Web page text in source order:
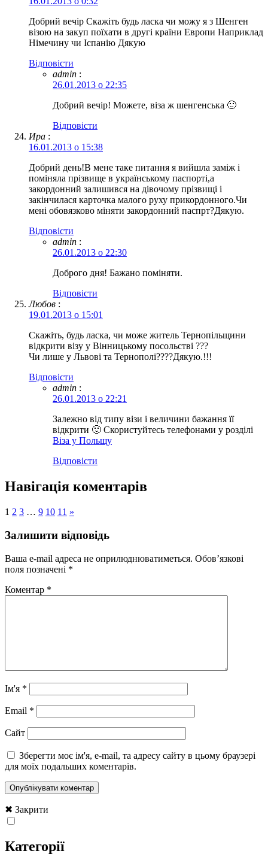
Добрий вечір Скажіть будь ласка чи можу я з Шенген
візою на закуп поїхати в другі країни Европи Наприклад
Німечину чи Іспанію Дякую
Відповіcти
admin :
26.01.2013 о 22:35
Добрий вечір! Можете, віза ж шенгенська 🙂
Відповіcти
Ира :
16.01.2013 о 15:38
Добрий день!В мене таке питання я вийшла заміж і
поміняла прізвище в українському паспорті,а
закордонний залишився на дівочому прізвищі і
закінчилася карточка малого руху прикордонного.Чи
мені обовязково міняти закордонний паспрт?Дякую.
Відповіcти
admin :
26.01.2013 о 22:30
Доброго дня! Бажано поміняти.
Відповіcти
Любов :
19.01.2013 о 15:01
Скажіть, будь ласка, чи може житель Тернопільщини
відкрити візу у Вінницькому посольстві ???
Чи лише у Львові та Тернополі????Дякую.!!!
Відповіcти
admin :
26.01.2013 о 22:21
Залежно від типу візи і величини бажання її
відкрити 🙂 Скористуйтесь телефонами у розділі
Віза у Польщу
Відповіcти
Навігація коментарів
1 2 3 … 9 10 11 »
Залишити відповідь
Ваша e-mail адреса не оприлюднюватиметься. Обов’язкові
поля позначені *
Коментар *
Ім'я *
Email *
Сайт
Зберегти моє ім'я, e-mail, та адресу сайту в цьому браузері
для моїх подальших коментарів.
✖ Закрити
Категорії